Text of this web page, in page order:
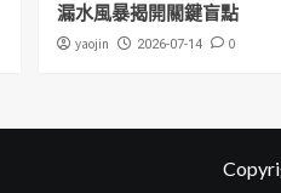
漏水風暴揭開關鍵盲點
yaojin 2026-07-14 0